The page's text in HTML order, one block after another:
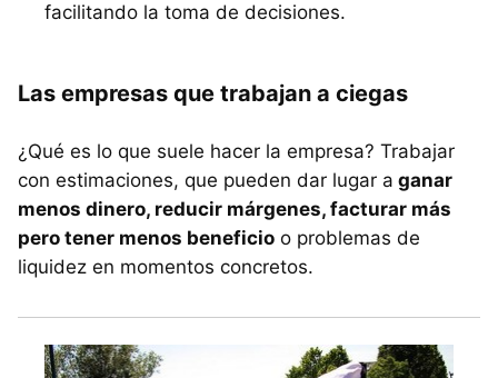
facilitando la toma de decisiones.
Las empresas que trabajan a ciegas
¿Qué es lo que suele hacer la empresa? Trabajar
con estimaciones, que pueden dar lugar a ganar
menos dinero, reducir márgenes, facturar más
pero tener menos beneficio o problemas de
liquidez en momentos concretos.